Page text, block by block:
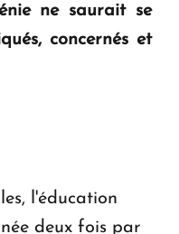
et d'avenir
ne saurait se
concernés et
l'éducation
deux fois par